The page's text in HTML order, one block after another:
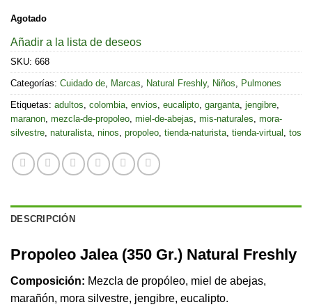
Agotado
Añadir a la lista de deseos
SKU: 668
Categorías: Cuidado de, Marcas, Natural Freshly, Niños, Pulmones
Etiquetas: adultos, colombia, envios, eucalipto, garganta, jengibre,
maranon, mezcla-de-propoleo, miel-de-abejas, mis-naturales, mora-
silvestre, naturalista, ninos, propoleo, tienda-naturista, tienda-virtual , tos
DESCRIPCIÓN
Propoleo Jalea (350 Gr.) Natural Freshly
Composición: Mezcla de propóleo, miel de abejas,
marañón, mora silvestre, jengibre, eucalipto.